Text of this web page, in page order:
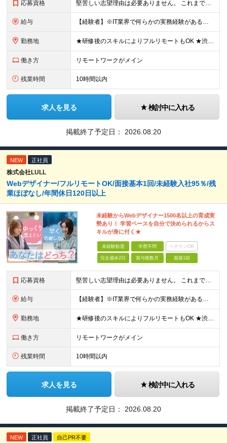
応募資格 堅苦しい志望理由は必要ありません。 これまでの経験や経歴よりも、私たちは“これから”を重視します。 ★学歴・経歴不問 ★完全未経験OK ★社会人デビュー歓迎 ★第二新卒OK ＼当てはまる方はぜひご
給与 【経験者】※IT業界で何らかの実務経験がある方 月給35万円～＋業績賞与＋交通費＋各種手当 ※固定残業代（30時間分／6万6,610円～）を含む。超過分は追加支給。 能力やスキルを考慮し、初任給を決定
勤務地 ★研修後のスキルによりフルリモートもOK ★渋谷駅徒歩2分！100席の新しいコワーキングスペース完備 ★本社、東京都、神奈川県、埼玉県、千葉県などのプロジェクト先 【本社】 東京都渋谷区渋谷3-10
働き方 リモートワークがメイン
残業時間 10時間以内
求人を見る 検討中に入れる
掲載終了予定日： 2026.08.20
NEW 正社員
株式会社LULL
Webデザイナー/フルリモートOK/面接基本1回/未経験入社95％/残
業ほぼなし/年間休日120日以上
未経験からWebデザイナー1500名以上の育成実
勢あり！ 学習ペースを自分で決められるからス
キルが身に付く★
未経験歓迎 学歴不問 ベテランOK
完全週休2日 賞与複数月 面接1回
応募資格 堅苦しい志望理由は必要ありません。 これまでの経験や経歴よりも、私たちは“これから”を重視します。 ★学歴・経歴不問 ★完全未経験OK ★社会人デビュー歓迎 ★第二新卒OK ＼当てはまる方はぜひご
給与 【経験者】※IT業界で何らかの実務経験がある方 月給35万円～＋業績賞与＋交通費＋各種手当 ※固定残業代（30時間分／6万6,610円～）を含む。超過分は追加支給。 能力やスキルを考慮し、初任給を決定
勤務地 ★研修後のスキルによりフルリモートもOK ★渋谷駅徒歩2分！100席の新しいコワーキングスペース完備 ★本社、東京都、神奈川県、埼玉県、千葉県などのプロジェクト先 【本社】 東京都渋谷区渋谷3-10
働き方 リモートワークがメイン
残業時間 10時間以内
求人を見る 検討中に入れる
掲載終了予定日： 2026.08.20
NEW 正社員 自己PR不要